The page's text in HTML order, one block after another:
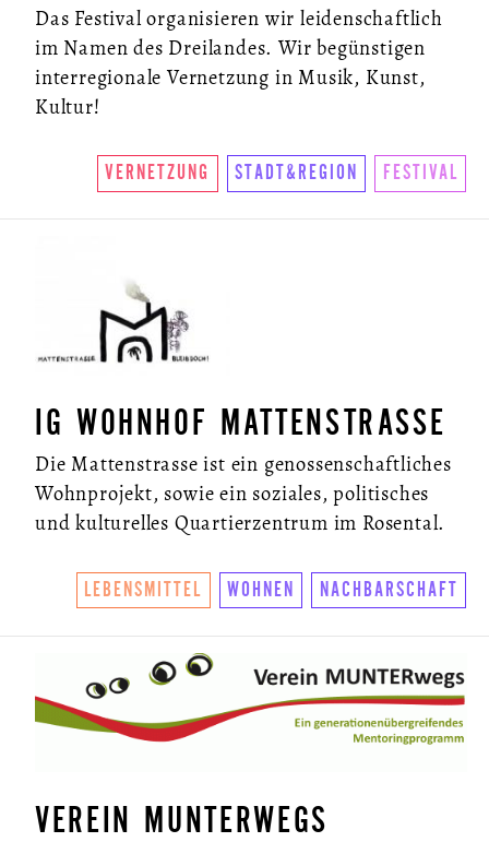
VEREIN
KONTAKT
Das Festival organisieren wir leidenschaftlich
im Namen des Dreilandes. Wir begünstigen
interregionale Vernetzung in Musik, Kunst,
Kultur!
VERNETZUNG STADT&REGION FESTIVAL
IG WOHNHOF MATTENSTRASSE
Die Mattenstrasse ist ein genossenschaftliches
Wohnprojekt, sowie ein soziales, politisches
und kulturelles Quartierzentrum im Rosental.
LEBENSMITTEL WOHNEN NACHBARSCHAFT
VEREIN MUNTERWEGS